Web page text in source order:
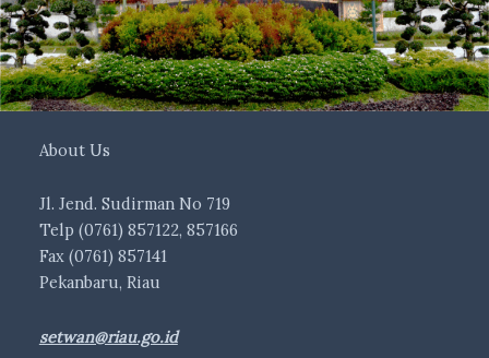
About Us
Jl. Jend. Sudirman No 719
Telp (0761) 857122, 857166
Fax (0761) 857141
Pekanbaru, Riau
setwan@riau.go.id